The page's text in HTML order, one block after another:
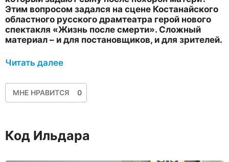
Этим вопросом задался на сцене Костанайского
областного русского драмтеатра герой нового
спектакля «Жизнь после смерти». Сложный
материал – и для постановщиков, и для зрителей.
Читать далее
МНЕ НРАВИТСЯ 0
Код Ильдара